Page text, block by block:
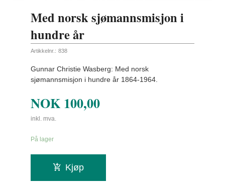
Med norsk sjømannsmisjon i
hundre år
Artikkelnr.: 838
Gunnar Christie Wasberg: Med norsk
sjømannsmisjon i hundre år 1864-1964.
NOK 100,00
inkl. mva.
På lager
Kjøp